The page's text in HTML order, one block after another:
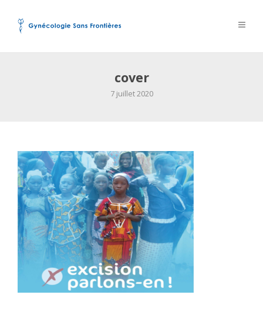
cover
7 juillet 2020